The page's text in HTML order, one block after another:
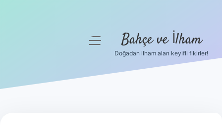
menüyü
Bahçe ve İlham
Doğadan ilham alan keyifli fikirler!